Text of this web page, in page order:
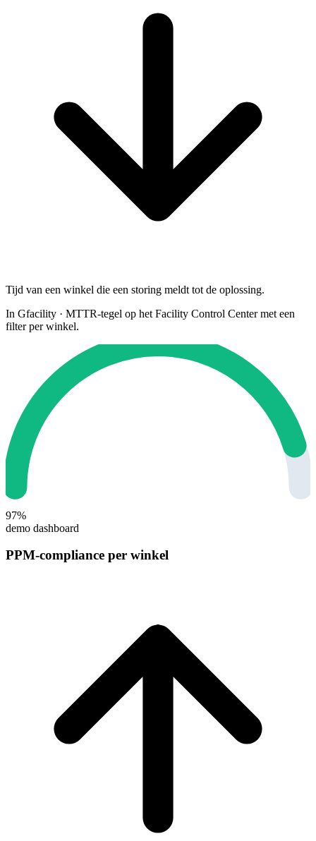
Tijd van een winkel die een storing meldt tot de oplossing.
In Gfacility · MTTR-tegel op het Facility Control Center met een
filter per winkel.
97%
demo dashboard
PPM-compliance per winkel